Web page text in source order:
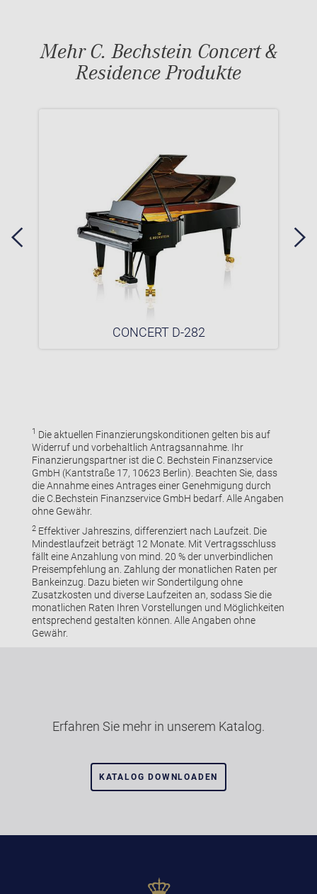
Mehr C. Bechstein Concert &
Residence Produkte
CONCERT D-282
1 Die aktuellen Finanzierungskonditionen gelten bis auf
Widerruf und vorbehaltlich Antragsannahme. Ihr
Finanzierungspartner ist die C. Bechstein Finanzservice
GmbH (Kantstraße 17, 10623 Berlin). Beachten Sie, dass
die Annahme eines Antrages einer Genehmigung durch
die C.Bechstein Finanzservice GmbH bedarf. Alle Angaben
ohne Gewähr.
2Effektiver Jahreszins, differenziert nach Laufzeit. Die
Mindestlaufzeit beträgt 12 Monate. Mit Vertragsschluss
fällt eine Anzahlung von mind. 20 % der unverbindlichen
Preisempfehlung an. Zahlung der monatlichen Raten per
Bankeinzug. Dazu bieten wir Sondertilgung ohne
Zusatzkosten und diverse Laufzeiten an, sodass Sie die
monatlichen Raten Ihren Vorstellungen und Möglichkeiten
entsprechend gestalten können. Alle Angaben ohne
Gewähr.
Erfahren Sie mehr in unserem Katalog.
KATALOG DOWNLOADEN